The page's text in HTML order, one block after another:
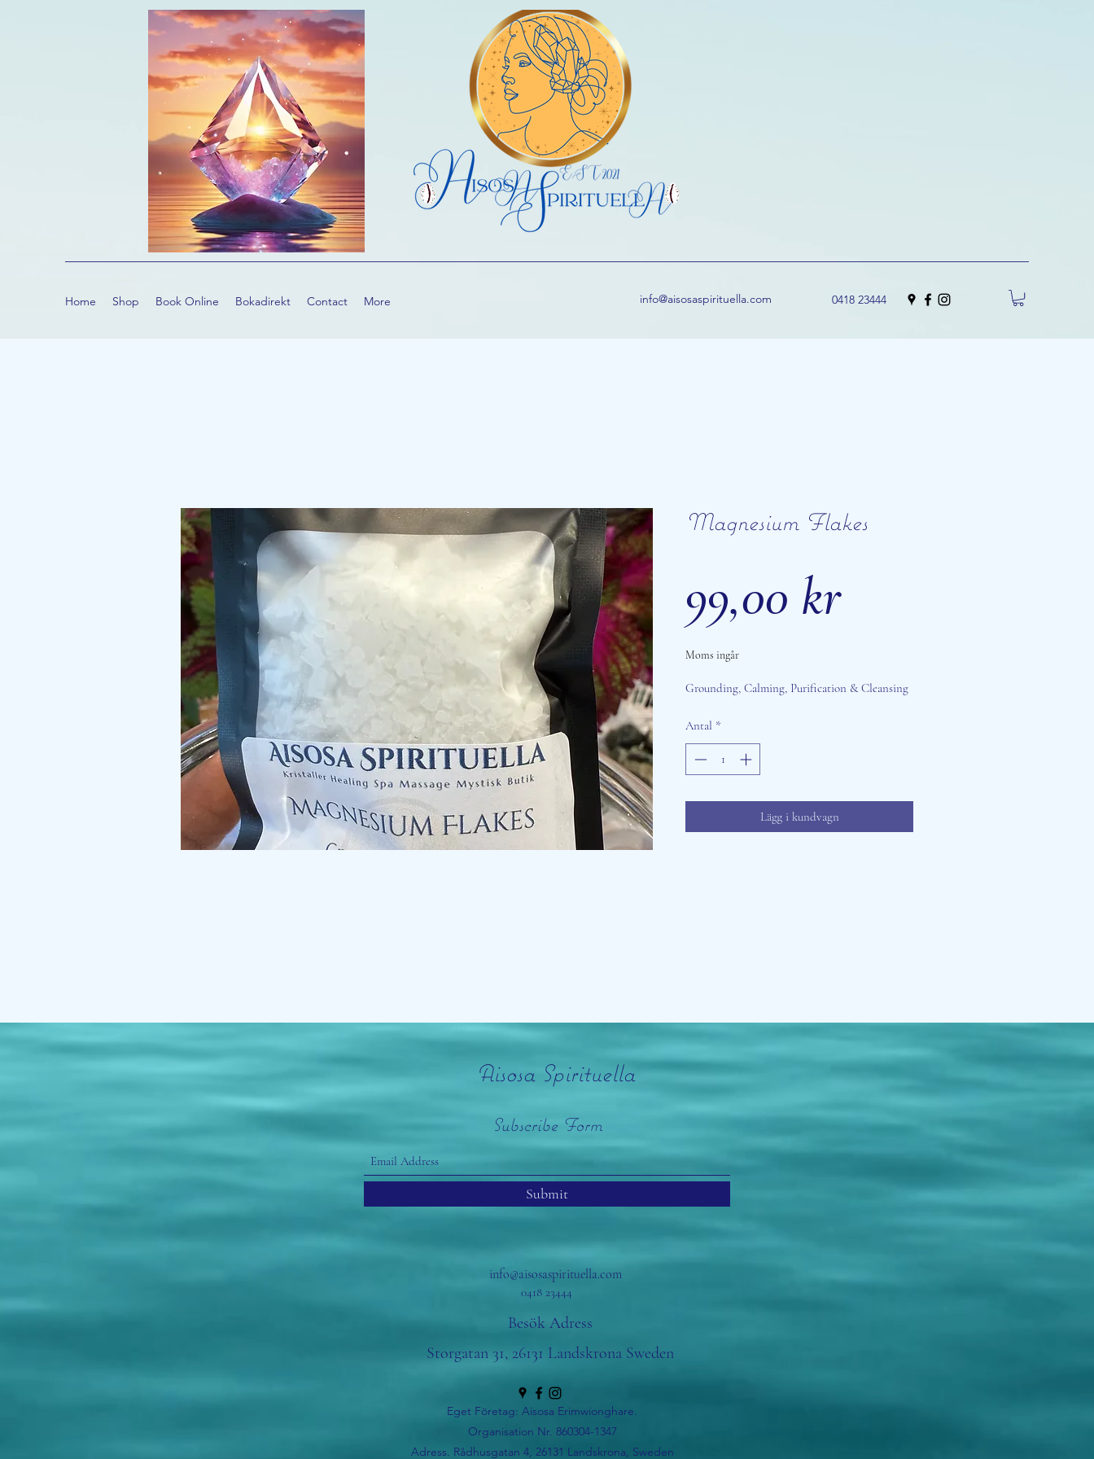
Home Shop Book Online Bokadirekt Contact More info@aisosaspirituella.com 0418 23444
Magnesium Flakes
99,00 krPris
Moms ingår
Grounding, Calming, Purification & Cleansing
Antal *
Lägg i kundvagn
Aisosa Spirituella
Subscribe Form
Submit
info@aisosaspirituella.com
0418 23444
Besök Adress
Storgatan 31, 26131 Landskrona Sweden
Eget Företag: Aisosa Erimwionghare.
Organisation Nr. 860304-1347
Adress. Rådhusgatan 4, 26131 Landskrona, Sweden